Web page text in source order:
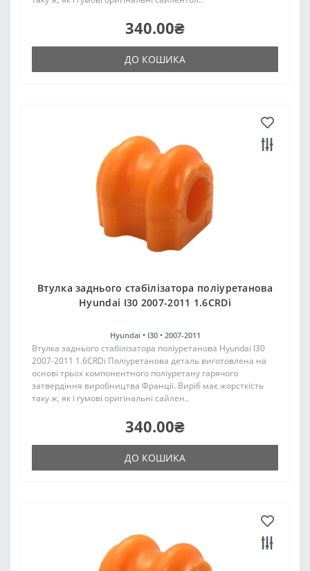
340.00₴
ДО КОШИКА
Втулка заднього стабілізатора поліуретанова
Hyundai I30 2007-2011 1.6CRDi
Hyundai • I30 • 2007-2011
Втулка заднього стабілізатора поліуретанова Hyundai I30
2007-2011 1.6CRDi Поліуретанова деталь виготовлена на
основі трьох компонентного поліуретану гарячого
затвердіння виробництва Франції. Виріб має жорсткість
таку ж, як і гумові оригінальні сайлен..
340.00₴
ДО КОШИКА